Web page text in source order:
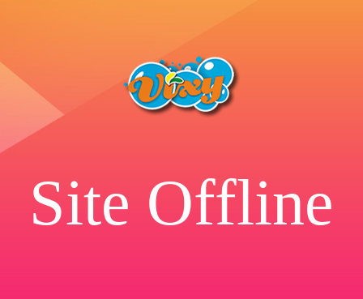
Site Offline